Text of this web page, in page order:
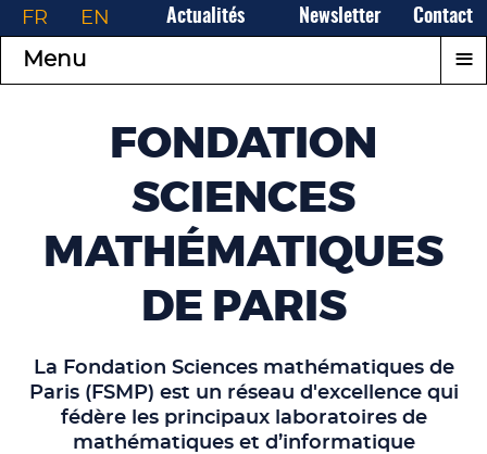
Actualités Newsletter Contact
FR EN
Menu ≡
FONDATION
SCIENCES
MATHÉMATIQUES
DE PARIS
La Fondation Sciences mathématiques de
Paris (FSMP) est un réseau d'excellence qui
fédère les principaux laboratoires de
mathématiques et d’informatique